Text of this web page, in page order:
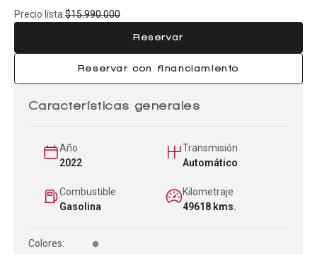
Precio lista:$15.990.000
Reservar
Reservar con financiamiento
Características generales
Año
2022
Transmisión
Automático
Combustible
Gasolina
Kilometraje
49618 kms.
Colores: